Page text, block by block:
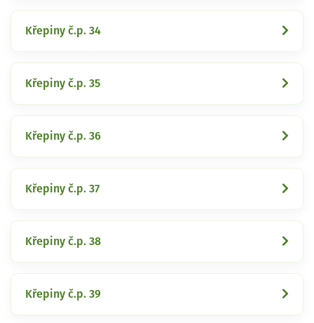
Křepiny č.p. 34
Křepiny č.p. 35
Křepiny č.p. 36
Křepiny č.p. 37
Křepiny č.p. 38
Křepiny č.p. 39